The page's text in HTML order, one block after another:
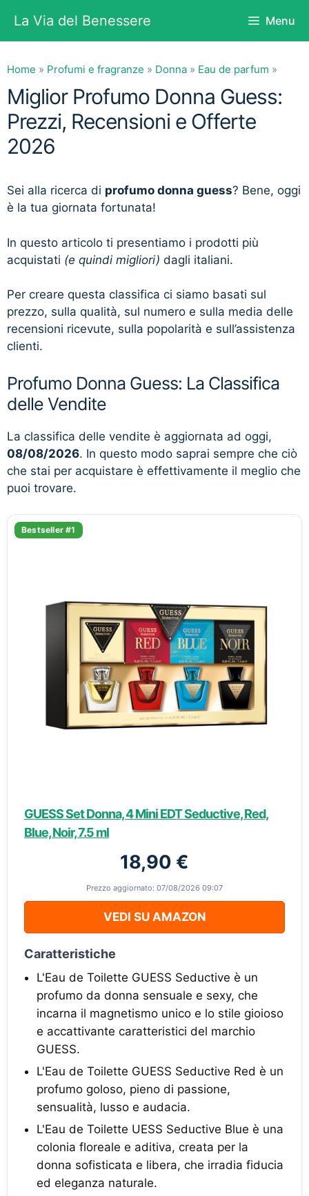
contenuto
La Via del Benessere Menu
Home » Profumi e fragranze » Donna » Eau de parfum »
Miglior Profumo Donna Guess:
Prezzi, Recensioni e Offerte
2026
Sei alla ricerca di profumo donna guess? Bene, oggi
è la tua giornata fortunata!
In questo articolo ti presentiamo i prodotti più
acquistati (e quindi migliori) dagli italiani.
Per creare questa classifica ci siamo basati sul
prezzo, sulla qualità, sul numero e sulla media delle
recensioni ricevute, sulla popolarità e sull’assistenza
clienti.
Profumo Donna Guess: La Classifica
delle Vendite
La classifica delle vendite è aggiornata ad oggi,
08/08/2026. In questo modo saprai sempre che ciò
che stai per acquistare è effettivamente il meglio che
puoi trovare.
Bestseller #1
GUESS Set Donna, 4 Mini EDT Seductive, Red,
Blue, Noir, 7.5 ml
18,90 €
Prezzo aggiornato: 07/08/2026 09:07
VEDI SU AMAZON
Caratteristiche
L'Eau de Toilette GUESS Seductive è un
profumo da donna sensuale e sexy, che
incarna il magnetismo unico e lo stile gioioso
e accattivante caratteristici del marchio
GUESS.
L'Eau de Toilette GUESS Seductive Red è un
profumo goloso, pieno di passione,
sensualità, lusso e audacia.
L'Eau de Toilette UESS Seductive Blue è una
colonia floreale e aditiva, creata per la
donna sofisticata e libera, che irradia fiducia
ed eleganza naturale.